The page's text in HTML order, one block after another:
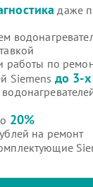
даже
работы по
Siemens до 3-х
20%
на ремонт